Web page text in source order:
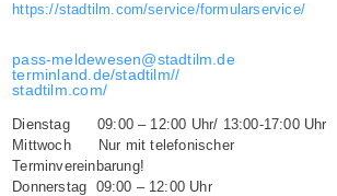
https://stadtilm.com/service/formularservice/
pass-meldewesen@stadtilm.de
terminland.de/stadtilm//
stadtilm.com/
Dienstag 09:00 – 12:00 Uhr/ 13:00-17:00 Uhr
Mittwoch Nur mit telefonischer
Terminvereinbarung!
Donnerstag 09:00 – 12:00 Uhr